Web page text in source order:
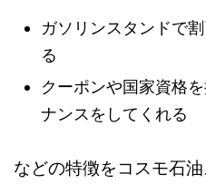
ガソリンスタンドで
る
クーポンや国家資格
ナンスをしてくれる
などの特徴をコスモ石